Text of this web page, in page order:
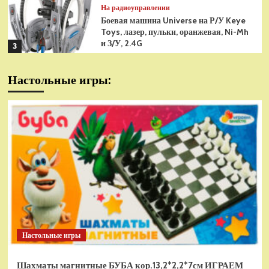
3
На радиоуправлении
Боевая машина Universe на Р/У Keye
Toys, лазер, пульки, оранжевая, Ni-Mh
и З/У, 2.4G
Радиоуправляемая модель
(HN1586)
На радиоуправлении
Р/У танк Taigen 1/16
Panzerkampfwagen III (Германия) HC
(для ИК танкового боя) V3 2.4G RTR,
TG3848-1HC-IR3.0
1
На радиоуправлении
Радиоуправляемый танк Torro
Sturmtiger Panzer 1к16
(TR1111700300)
Настольные игры:
Настольные игры
Шахматы магнитные БУБА кор.13,2*2,2*7см ИГРАЕМ